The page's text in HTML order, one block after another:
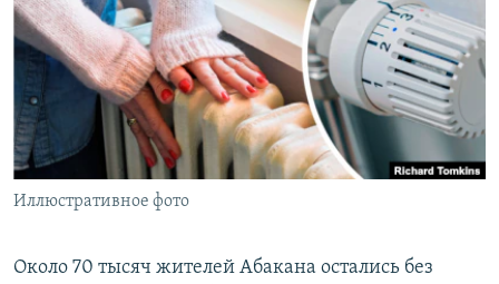
СИБИРЬ.РЕАЛИИ
РАСПИСАНИЕ ВЕЩАНИЯ
ПОДПИШИТЕСЬ НА РАССЫЛКУ
СОЦИАЛЬНЫЕ СЕТИ
Иллюстративное фото
Около 70 тысяч жителей Абакана остались без